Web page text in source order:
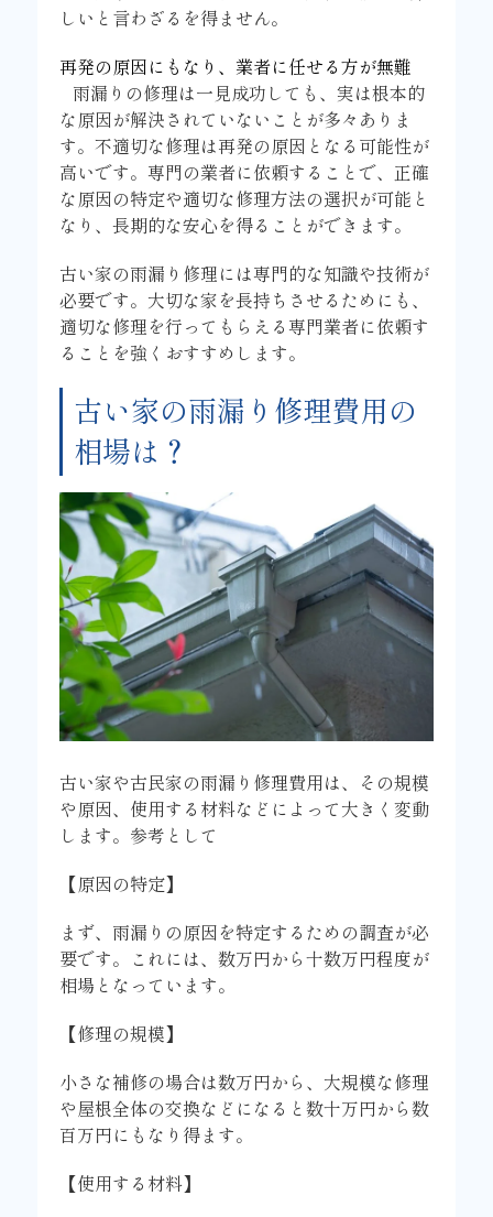
しいと言わざるを得ません。
再発の原因にもなり、業者に任せる方が無難
雨漏りの修理は一見成功しても、実は根本的
な原因が解決されていないことが多々ありま
す。不適切な修理は再発の原因となる可能性が
高いです。専門の業者に依頼することで、正確
な原因の特定や適切な修理方法の選択が可能と
なり、長期的な安心を得ることができます。
古い家の雨漏り修理には専門的な知識や技術が
必要です。大切な家を長持ちさせるためにも、
適切な修理を行ってもらえる専門業者に依頼す
ることを強くおすすめします。
古い家の雨漏り修理費用の
相場は？
古い家や古民家の雨漏り修理費用は、その規模
や原因、使用する材料などによって大きく変動
します。参考として
【原因の特定】
まず、雨漏りの原因を特定するための調査が必
要です。これには、数万円から十数万円程度が
相場となっています。
【修理の規模】
小さな補修の場合は数万円から、大規模な修理
や屋根全体の交換などになると数十万円から数
百万円にもなり得ます。
【使用する材料】